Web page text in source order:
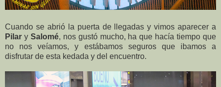
Cuando se abrió la puerta de llegadas y vimos aparecer a
Pilar y Salomé, nos gustó mucho, ha que hacía tiempo que
no nos veíamos, y estábamos seguros que ibamos a
disfrutar de esta kedada y del encuentro.